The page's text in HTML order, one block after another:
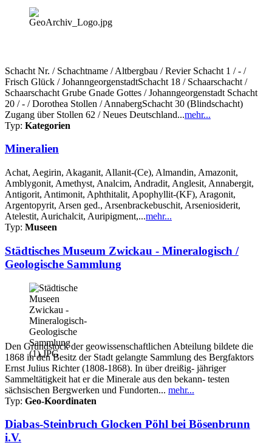
Schacht Nr. / Schachtname / Altbergbau / Revier Schacht 1 / - /
Frisch Glück / JohanngeorgenstadtSchacht 18 / Schaarschacht /
Schaarschacht Grube Gnade Gottes / Johanngeorgenstadt Schacht
20 / - / Dorothea Stollen / AnnabergSchacht 30 (Blindschacht)
Zugang über Stollen 62 / Neues Deutschland...mehr...
Typ: Kategorien
Mineralien
Achat, Aegirin, Akaganit, Allanit-(Ce), Almandin, Amazonit,
Amblygonit, Amethyst, Analcim, Andradit, Anglesit, Annabergit,
Antigorit, Antimonit, Aphthitalit, Apophyllit-(KF), Aragonit,
Argentopyrit, Arsen ged., Arsenbrackebuschit, Arseniosiderit,
Atelestit, Aurichalcit, Auripigment,...mehr...
Typ: Museen
Städtisches Museum Zwickau - Mineralogisch /
Geologische Sammlung
Den Grundstock der geowissenschaftlichen Abteilung bildete die
1868 in den Besitz der Stadt gelangte Sammlung des Bergfaktors
Ernst Julius Richter (1808-1868). In über dreißig- jähriger
Sammeltätigkeit hat er die Minerale aus den bekann- testen
sächsischen Bergwerken und Fundorten... mehr...
Typ: Geo-Koordinaten
Diabas-Steinbruch Glocken Pöhl bei Bösenbrunn
i.V.